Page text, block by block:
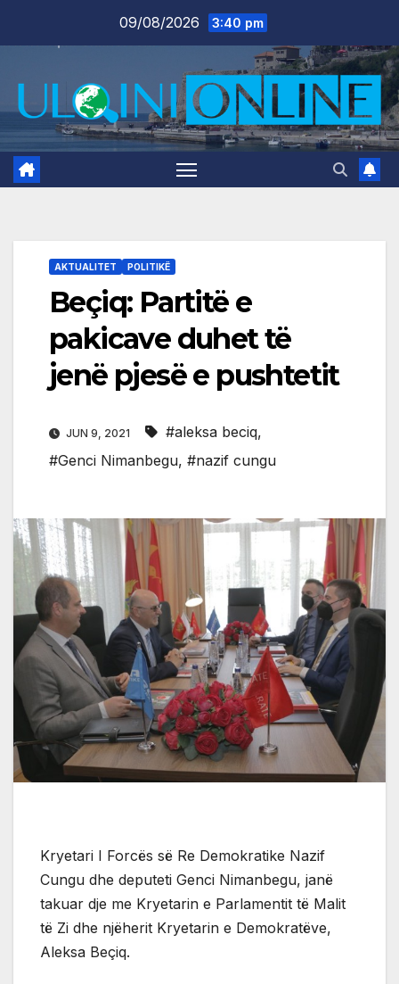
09/08/2026 3:40 pm
AKTUALITET POLITIKË
Beçiq: Partitë e
pakicave duhet të
jenë pjesë e pushtetit
JUN 9, 2021 #aleksa beciq,
#Genci Nimanbegu, #nazif cungu
Kryetari I Forcës së Re Demokratike Nazif
Cungu dhe deputeti Genci Nimanbegu, janë
takuar dje me Kryetarin e Parlamentit të Malit
të Zi dhe njëherit Kryetarin e Demokratëve,
Aleksa Beçiq.